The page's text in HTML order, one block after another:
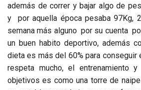
además de correr y bajar algo de
y por aquella época pesaba 97Kg,
semana más alguno por su cuenta
un buen habito deportivo, además
dieta es más del 60% para conseguir
respeta mucho, el entrenamiento
objetivos es como una torre de